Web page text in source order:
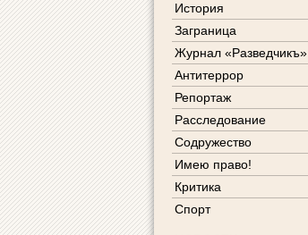
История
Заграница
Журнал «Разведчикъ»
Антитеррор
Репортаж
Расследование
Содружество
Имею право!
Критика
Спорт